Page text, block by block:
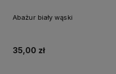
Abażur biały wąski
35,00 zł